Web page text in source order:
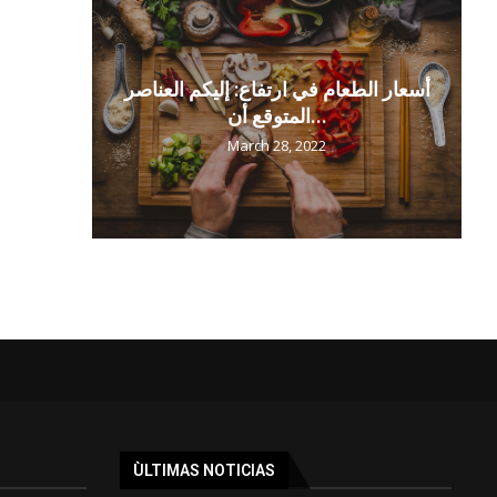
أسعار الطعام في ارتفاع: إليكم العناصر
المتوقع أن...
March 28, 2022
ÙLTIMAS NOTICIAS